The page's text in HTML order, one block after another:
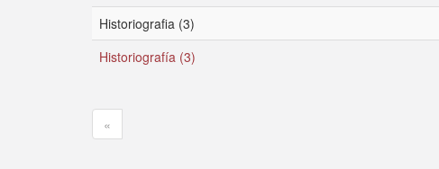
Historiografia (3)
Historiografía (3)
«